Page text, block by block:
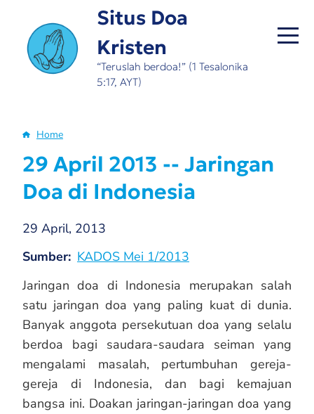
main
content
Situs Doa
Kristen
“Teruslah berdoa!” (1 Tesalonika
5:17, AYT)
Breadcrumb
Home
29 April 2013 -- Jaringan
Doa di Indonesia
29 April, 2013
Sumber KADOS Mei 1/2013
Jaringan doa di Indonesia merupakan salah
satu jaringan doa yang paling kuat di dunia.
Banyak anggota persekutuan doa yang selalu
berdoa bagi saudara-saudara seiman yang
mengalami masalah, pertumbuhan gereja-
gereja di Indonesia, dan bagi kemajuan
bangsa ini. Doakan jaringan-jaringan doa yang